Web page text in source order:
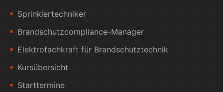
Sprinklertechniker
Brandschutzcompliance-Manager
Elektrofachkraft für Brandschutztechnik
Kursübersicht
Starttermine